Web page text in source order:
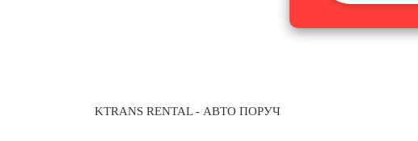
KTRANS RENTAL- АВТО ПОРУЧ